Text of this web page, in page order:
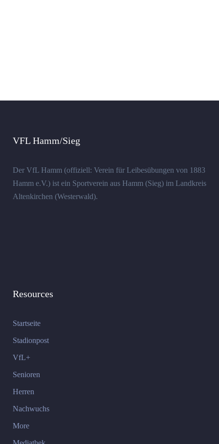
VFL Hamm/Sieg
Der VfL Hamm (offiziell: Verein für Leibesübungen von 1883
Hamm e.V.) ist ein Sportverein aus Hamm (Sieg) im Landkreis
Altenkirchen (Westerwald).
Resources
Startseite
Stadionpost
VfL+
Senioren
Herren
Nachwuchs
More